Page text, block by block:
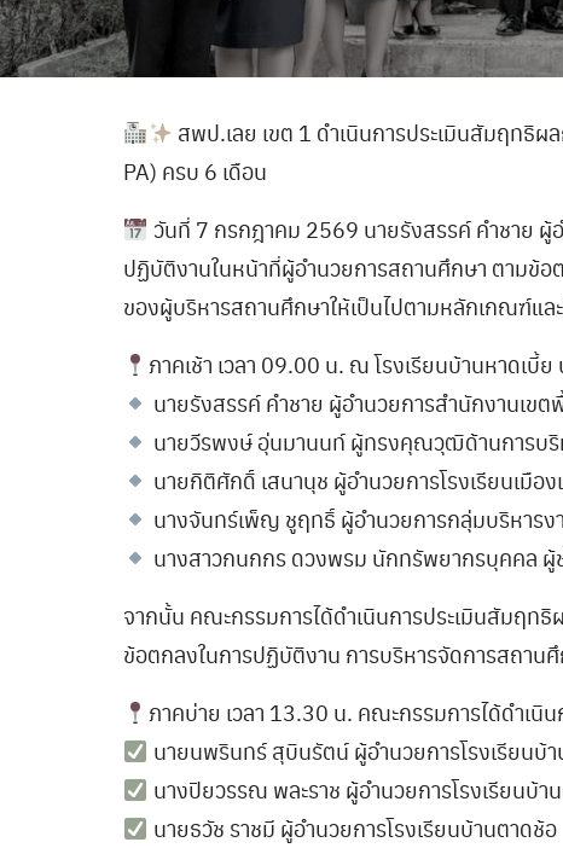
สพป.เลย เขต 1 ดำเนินการประเมินสัมฤทธิ
PA) ครบ 6 เดือน
วันที่ 7 กรกฎาคม 2569 นายรังสรรค์ คำชาย ผู้
ปฏิบัติงานในหน้าที่ผู้อำนวยการสถานศึกษา ตามข้อ
ของผู้บริหารสถานศึกษาให้เป็นไปตามหลักเกณฑ์แ
ภาคเช้า เวลา 09.00 น. ณ โรงเรียนบ้านหาดเบี้
นายรังสรรค์ คำชาย ผู้อำนวยการสำนักงานเข
นายวีรพงษ์ อุ่นมานนท์ ผู้ทรงคุณวุฒิด้านการบริ
นายกิติศักดิ์ เสนานุช ผู้อำนวยการโรงเรียนเมือง
นางจันทร์เพ็ญ ชูฤทธิ์ ผู้อำนวยการกลุ่มบริหารง
นางสาวกนกกร ดวงพรม นักทรัพยากรบุคคล ผู้
จากนั้น คณะกรรมการได้ดำเนินการประเมินสัมฤท
ข้อตกลงในการปฏิบัติงาน การบริหารจัดการสถา
ภาคบ่าย เวลา 13.30 น. คณะกรรมการได้ดำเนิ
นายนพรินทร์ สุบินรัตน์ ผู้อำนวยการโรงเรียนบ้
นางปิยวรรณ พละราช ผู้อำนวยการโรงเรียนบ้า
นายธวัช ราชมี ผู้อำนวยการโรงเรียนบ้านตาดช้อ